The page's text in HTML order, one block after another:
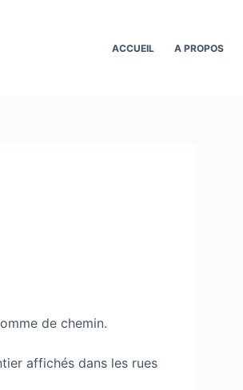
ACCUEIL A PROPOS
de chemin.
affichés dans les rues